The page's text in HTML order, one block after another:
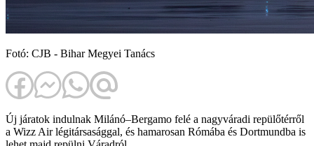
Fotó: CJB - Bihar Megyei Tanács
Új járatok indulnak Milánó–Bergamo felé a nagyváradi repülőtérről
a Wizz Air légitársasággal, és hamarosan Rómába és Dortmundba is